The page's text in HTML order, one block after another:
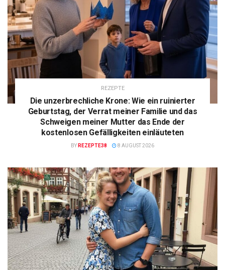
REZEPTE
Die unzerbrechliche Krone: Wie ein ruinierter
Geburtstag, der Verrat meiner Familie und das
Schweigen meiner Mutter das Ende der
kostenlosen Gefälligkeiten einläuteten
BY REZEPTE38 8 AUGUST 2026